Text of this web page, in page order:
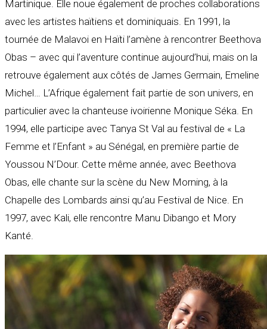
Martinique. Elle noue également de proches collaborations
avec les artistes haïtiens et dominiquais. En 1991, la
tournée de Malavoi en Haïti l’amène à rencontrer Beethova
Obas – avec qui l’aventure continue aujourd’hui, mais on la
retrouve également aux côtés de James Germain, Emeline
Michel… L’Afrique également fait partie de son univers, en
particulier avec la chanteuse ivoirienne Monique Séka. En
1994, elle participe avec Tanya St Val au festival de « La
Femme et l’Enfant » au Sénégal, en première partie de
Youssou N’Dour. Cette même année, avec Beethova
Obas, elle chante sur la scène du New Morning, à la
Chapelle des Lombards ainsi qu’au Festival de Nice. En
1997, avec Kali, elle rencontre Manu Dibango et Mory
Kanté.